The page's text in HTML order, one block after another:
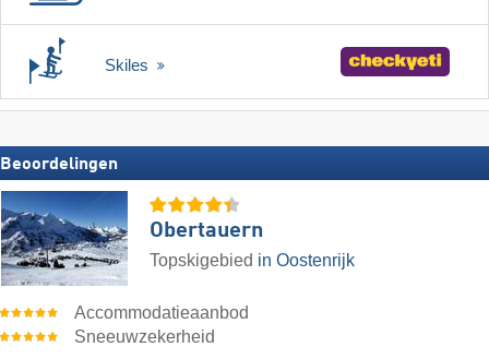
Skiles
Beoordelingen
Obertauern
Topskigebied in Oostenrijk
Accommodatieaanbod
Sneeuwzekerheid